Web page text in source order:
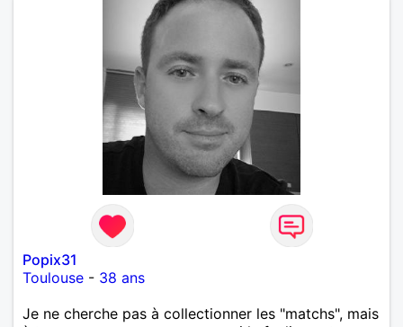
naturelle. J’admire leur force tranquille, leur capacité
à aimer avec sincérité, et ce charme que seule la
maturité sait donner. Je cherche une relation basée
sur la complicité, le respect et la vraie connexion,
sans faux-semblants.
Popix31
Toulouse - 38 ans
​Je ne cherche pas à collectionner les "matchs", mais